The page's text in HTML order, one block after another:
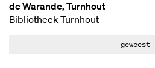
de Warande, Turnhout
Bibliotheek Turnhout
geweest